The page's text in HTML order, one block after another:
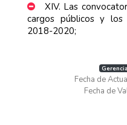
XIV. Las
cargos públicos y
2018-2020;
Fecha de
Fecha de